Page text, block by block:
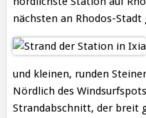
nächsten an Rhodos-Stadt
und kleinen, runden
Nördlich des
Strandabschnitt, der breit